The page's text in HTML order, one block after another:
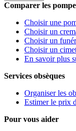
Comparer les
Choisir une
Choisir un
Choisir un
Choisir un
En savoir plus
Services obsèques
Organiser les
Estimer le prix
Pour vous aider